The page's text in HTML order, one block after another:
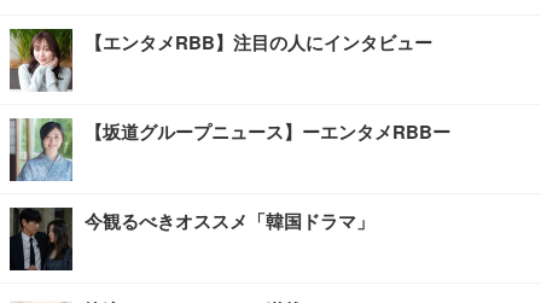
【エンタメRBB】注目の人にインタビュー
【坂道グループニュース】ーエンタメRBBー
今観るべきオススメ「韓国ドラマ」